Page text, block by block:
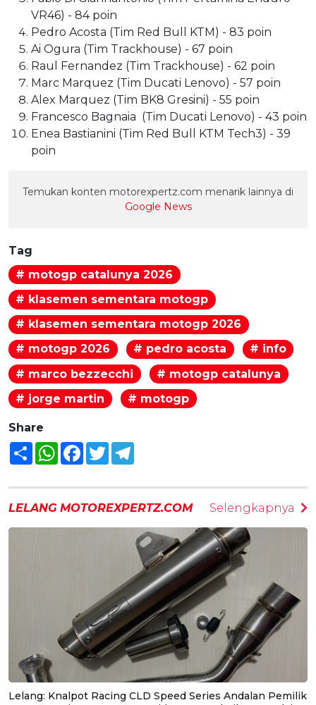
VR46) - 84 poin
Pedro Acosta (Tim Red Bull KTM) - 83 poin
Ai Ogura (Tim Trackhouse) - 67 poin
Raul Fernandez (Tim Trackhouse) - 62 poin
Marc Marquez (Tim Ducati Lenovo) - 57 poin
Alex Marquez (Tim BK8 Gresini) - 55 poin
Francesco Bagnaia (Tim Ducati Lenovo) - 43 poin
Enea Bastianini (Tim Red Bull KTM Tech3) - 39
poin
Temukan konten motorexpertz.com menarik lainnya di
Google News
Tag
# motogp catalunya 2026
# klasemen sementara motogp
# klasemen sementara motogp 2026
# motogp 2026
# pedro acosta
# info
# marco bezzecchi
# motogp catalunya
# jorge martin
# motogp
Share
Share WhatsAppFacebook
Twitter
LELANG MOTOREXPERTZ.COM Selengkapnya
Lelang: Knalpot Racing CLD Speed Series Andalan Pemilik